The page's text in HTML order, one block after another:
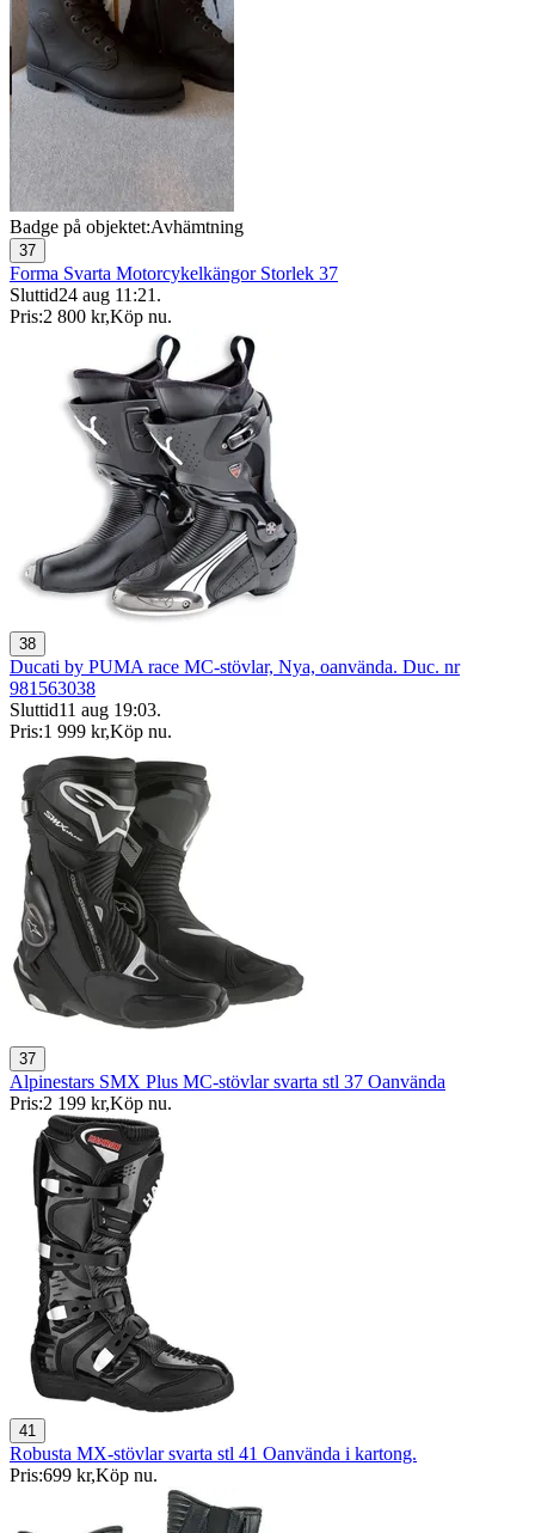
Badge på objektet:Avhämtning
37
Forma Svarta Motorcykelkängor Storlek 37
Sluttid24 aug 11:21 .
Pris:2 800 kr,Köp nu.
38
Ducati by PUMA race MC-stövlar, Nya, oanvända. Duc. nr
981563038
Sluttid11 aug 19:03.
Pris:1 999 kr,Köp nu.
37
Alpinestars SMX Plus MC-stövlar svarta stl 37 Oanvända
Pris:2 199 kr,Köp nu.
41
Robusta MX-stövlar svarta stl 41 Oanvända i kartong.
Pris:699 kr,Köp nu.